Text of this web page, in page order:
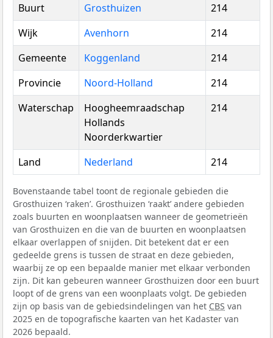
Buurt
Grosthuizen
214
Wijk
Avenhorn
214
Gemeente
Koggenland
214
Provincie
Noord-Holland
214
Waterschap
Hoogheemraadschap
Hollands
Noorderkwartier
214
Land Nederland 214
Bovenstaande tabel toont de regionale gebieden die
Grosthuizen ‘raken’. Grosthuizen ‘raakt’ andere gebieden
zoals buurten en woonplaatsen wanneer de geometrieën
van Grosthuizen en die van de buurten en woonplaatsen
elkaar overlappen of snijden. Dit betekent dat er een
gedeelde grens is tussen de straat en deze gebieden,
waarbij ze op een bepaalde manier met elkaar verbonden
zijn. Dit kan gebeuren wanneer Grosthuizen door een buurt
loopt of de grens van een woonplaats volgt. De gebieden
zijn op basis van de gebiedsindelingen van het CBS van
2025 en de topografische kaarten van het Kadaster van
2026 bepaald.